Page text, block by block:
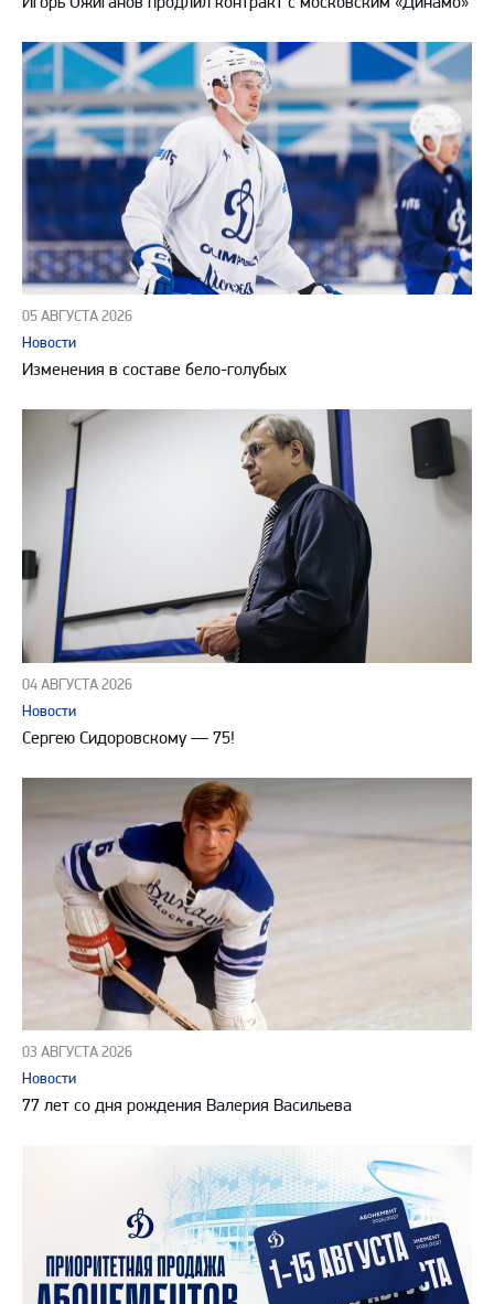
05 АВГУСТА 2026
Новости
Изменения в составе бело-голубых
04 АВГУСТА 2026
Новости
Сергею Сидоровскому — 75!
03 АВГУСТА 2026
Новости
77 лет со дня рождения Валерия Васильева